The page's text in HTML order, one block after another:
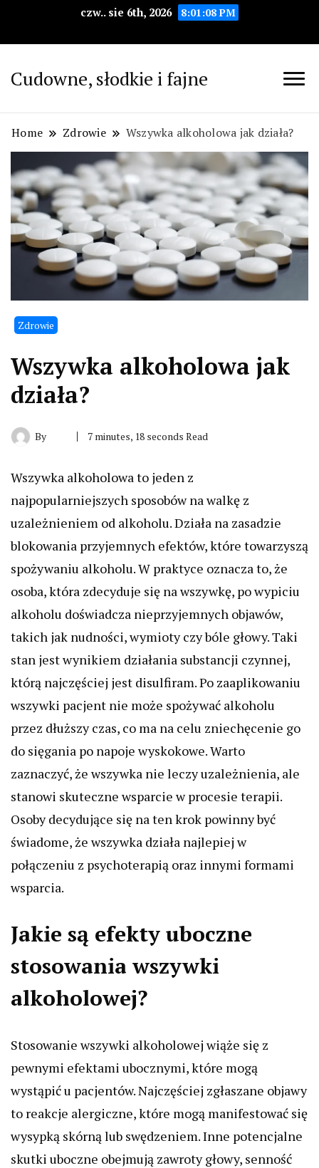
czw.. sie 6th, 2026 8:01:09 PM
Cudowne, słodkie i fajne
Home Zdrowie Wszywka alkoholowa jak działa?
Zdrowie
Wszywka alkoholowa jak
działa?
By 7 minutes, 18 seconds Read
Wszywka alkoholowa to jeden z
najpopularniejszych sposobów na walkę z
uzależnieniem od alkoholu. Działa na zasadzie
blokowania przyjemnych efektów, które towarzyszą
spożywaniu alkoholu. W praktyce oznacza to, że
osoba, która zdecyduje się na wszywkę, po wypiciu
alkoholu doświadcza nieprzyjemnych objawów,
takich jak nudności, wymioty czy bóle głowy. Taki
stan jest wynikiem działania substancji czynnej,
którą najczęściej jest disulfiram. Po zaaplikowaniu
wszywki pacjent nie może spożywać alkoholu
przez dłuższy czas, co ma na celu zniechęcenie go
do sięgania po napoje wyskokowe. Warto
zaznaczyć, że wszywka nie leczy uzależnienia, ale
stanowi skuteczne wsparcie w procesie terapii.
Osoby decydujące się na ten krok powinny być
świadome, że wszywka działa najlepiej w
połączeniu z psychoterapią oraz innymi formami
wsparcia.
Jakie są efekty uboczne
stosowania wszywki
alkoholowej?
Stosowanie wszywki alkoholowej wiąże się z
pewnymi efektami ubocznymi, które mogą
wystąpić u pacjentów. Najczęściej zgłaszane objawy
to reakcje alergiczne, które mogą manifestować się
wysypką skórną lub swędzeniem. Inne potencjalne
skutki uboczne obejmują zawroty głowy, senność